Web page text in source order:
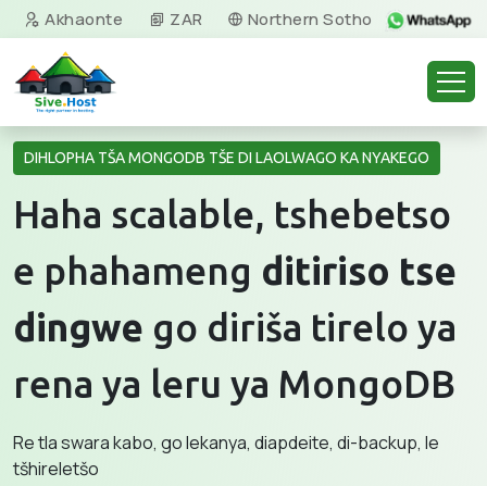
Akhaonte ZAR Northern Sotho
DIHLOPHA TŠA MONGODB TŠE DI LAOLWAGO KA NYAKEGO
Haha scalable, tshebetso
e phahameng ditiriso tse
dingwe go diriša tirelo ya
rena ya leru ya MongoDB
Re tla swara kabo, go lekanya, diapdeite, di-backup, le
tšhireletšo